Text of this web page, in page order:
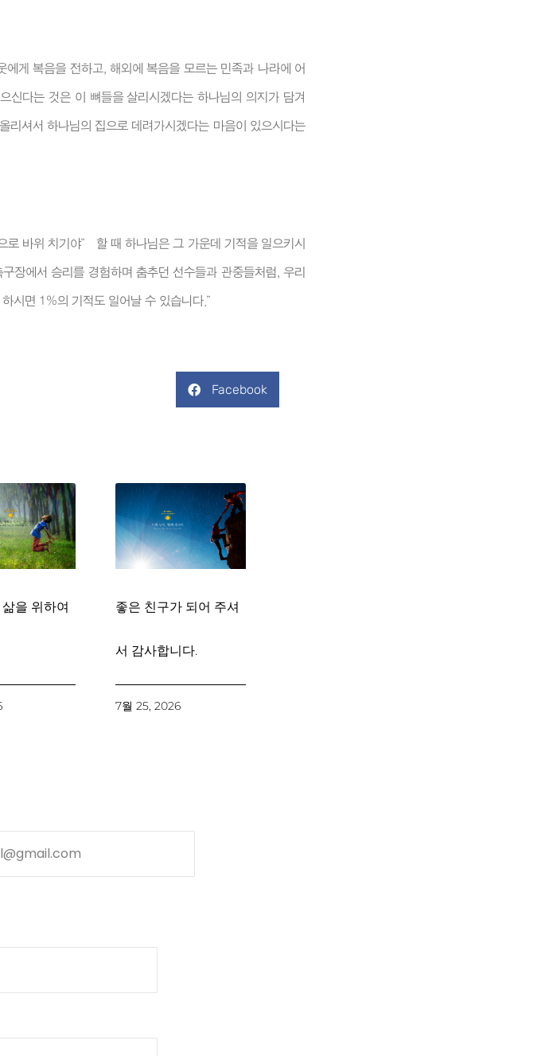
게 복음을 전하고, 해외에 복음을 모르는 민족과 나라에 어
다는 것은 이 뼈들을 살리시겠다는 하나님의 의지가 담겨
리셔서 하나님의 집으로 데려가시겠다는 마음이 있으시다는
바위 치기야” 할 때 하나님은 그 가운데 기적을 일으키시
장에서 승리를 경험하며 춤추던 선수들과 관중들처럼, 우리
시면 1%의 기적도 일어날 수 있습니다.”
Facebook
을 위하여 좋은 친구가 되어 주셔
서 감사합니다.
7월 25, 2026